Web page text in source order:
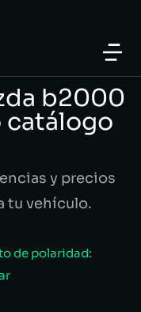
b2000
catálogo
y precios
tu vehículo.
de polaridad: